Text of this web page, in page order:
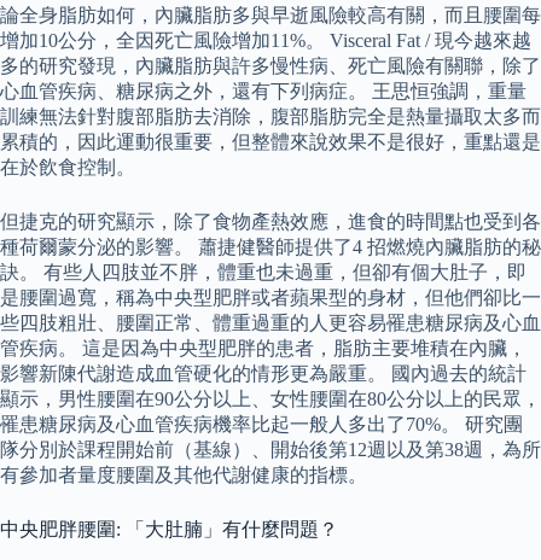
論全身脂肪如何，內臟脂肪多與早逝風險較高有關，而且腰圍每
增加10公分，全因死亡風險增加11%。 Visceral Fat / 現今越來越
多的研究發現，內臟脂肪與許多慢性病、死亡風險有關聯，除了
心血管疾病、糖尿病之外，還有下列病症。 王思恒強調，重量
訓練無法針對腹部脂肪去消除，腹部脂肪完全是熱量攝取太多而
累積的，因此運動很重要，但整體來說效果不是很好，重點還是
在於飲食控制。
但捷克的研究顯示，除了食物產熱效應，進食的時間點也受到各
種荷爾蒙分泌的影響。 蕭捷健醫師提供了4 招燃燒內臟脂肪的秘
訣。 有些人四肢並不胖，體重也未過重，但卻有個大肚子，即
是腰圍過寬，稱為中央型肥胖或者蘋果型的身材，但他們卻比一
些四肢粗壯、腰圍正常、體重過重的人更容易罹患糖尿病及心血
管疾病。 這是因為中央型肥胖的患者，脂肪主要堆積在內臟，
影響新陳代謝造成血管硬化的情形更為嚴重。 國內過去的統計
顯示，男性腰圍在90公分以上、女性腰圍在80公分以上的民眾，
罹患糖尿病及心血管疾病機率比起一般人多出了70%。 研究團
隊分別於課程開始前（基線）、開始後第12週以及第38週，為所
有參加者量度腰圍及其他代謝健康的指標。
中央肥胖腰圍: 「大肚腩」有什麼問題？